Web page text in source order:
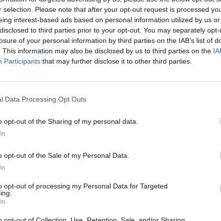
selection. Please note that after your opt-out request is processed
interest-based ads based on personal information utilized by us
to third parties prior to your opt-out. You may separately
of your personal information by third parties on the IAB’s list of
This information may also be disclosed by us to third parties on the
Participants that may further disclose it to other third parties.
Data Processing Opt Outs
opt-out of the Sharing of my personal data.
opt-out of the Sale of my Personal Data.
opt-out of processing my Personal Data for Targeted
Στη συνέχεια, πραγματοποιήθηκε επίσκεψη στο Ikigai Hub,
την Τράπεζα Monte dei Paschi. Κατά την επίσκεψη
του με την τοπική κοινωνία, καθώς και ο ρόλος
νεοφυών επιχειρηματικών πρωτοβουλιών (start up). Στο
πρωτοβουλίες που συνδέονται με το σχέδιο «Έξυπνη
επιχειρήσεων, ενώ πραγματοποιήθηκε και
Ιδιαίτερη αξία είχε και η παρουσίαση του Πανεπιστημίου
Uni Si, του Santa Chiara Lab και του Τμήματος
έρευνας, της καινοτομίας και των εφαρμοσμένων λύσεων
Η συμμετοχή του Δήμου Κομοτηνής στο έργο CARE-GET
εξωστρέφειας και ευρωπαϊκής συνεργασίας του Δήμου, με
των τοπικών φορέων και τη σταδιακή